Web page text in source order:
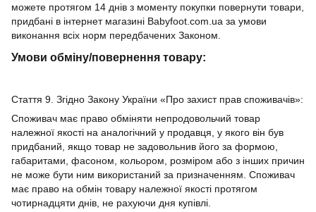
можете протягом 14 днів з моменту покупки повернути товари,
придбані в інтернет магазині Babyfoot.com.ua за умови
виконання всіх норм передбачених Законом.
Умови обміну/повернення товару:
Стаття 9. Згідно Закону України «Про захист прав споживачів»:
Споживач має право обміняти непродовольчий товар
належної якості на аналогічний у продавця, у якого він був
придбаний, якщо товар не задовольнив його за формою,
габаритами, фасоном, кольором, розміром або з інших причин
не може бути ним використаний за призначенням. Споживач
має право на обмін товару належної якості протягом
чотирнадцяти днів, не рахуючи дня купівлі.